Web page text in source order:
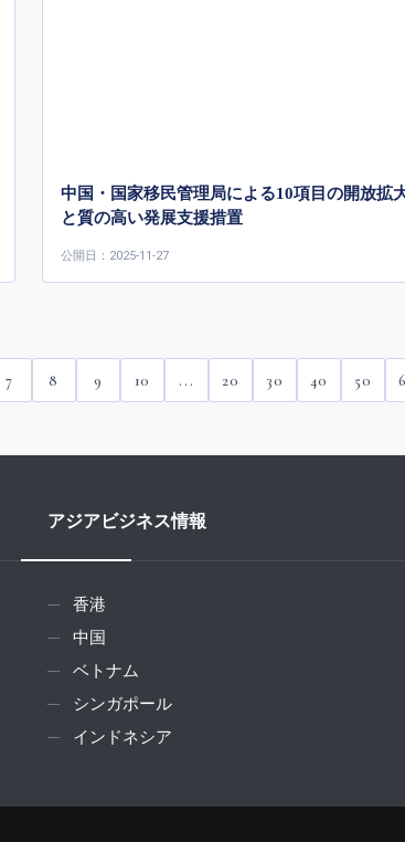
中国・国家移民管理局による10項目の開放拡
と質の高い発展支援措置
公開日：2025-11-27
7 8 9 10 ... 20 30 40 50
アジアビジネス情報
香港
中国
ベトナム
シンガポール
インドネシア